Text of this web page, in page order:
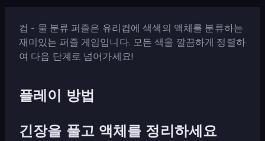
컵 - 물 분류 퍼즐은 유리컵에 색색의 액체를 분류하는
재미있는 퍼즐 게임입니다. 모든 색을 깔끔하게 정렬하
여 다음 단계로 넘어가세요!
플레이 방법
긴장을 풀고 액체를 정리하세요